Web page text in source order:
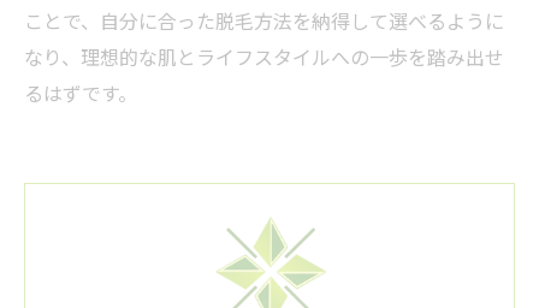
ことで、自分に合った脱毛方法を納得して選べるように
なり、理想的な肌とライフスタイルへの一歩を踏み出せ
るはずです。